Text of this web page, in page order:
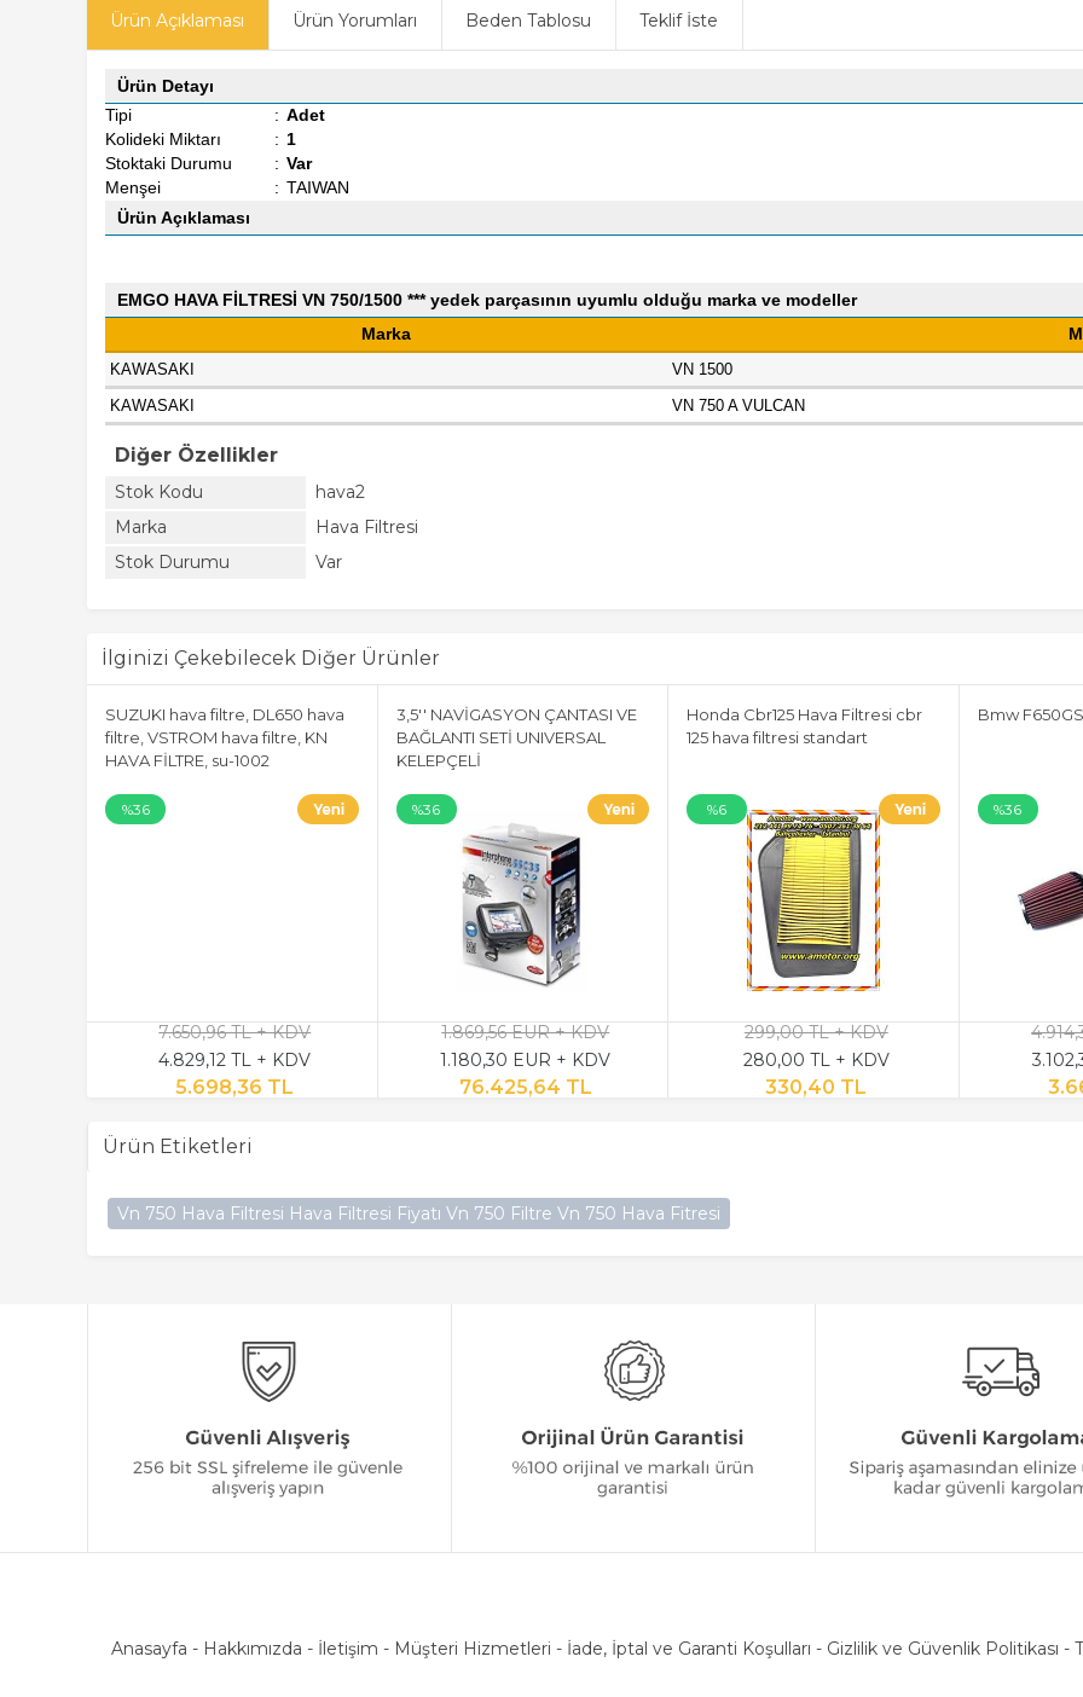
Ürün Açıklaması Ürün Yorumları Beden Tablosu Teklif İste
Ürün Detayı
Tipi
: Adet
Kolideki Miktarı
: 1
Stoktaki Durumu
: Var
Menşei
: TAIWAN
Ürün Açıklaması
EMGO HAVA FİLTRESİ VN 750/1500 *** yedek parçasının uyumlu olduğu marka ve modeller
Marka
KAWASAKI
VN 1500
KAWASAKI
VN 750 A VULCAN
Diğer Özellikler
Stok Kodu
hava2
Marka
Hava Filtresi
Stok Durumu
Var
İlginizi Çekebilecek Diğer Ürünler
SUZUKI hava filtre, DL650 hava
filtre, VSTROM hava filtre, KN
HAVA FİLTRE, su-1002
%36
7.650,96 TL + KDV
4.829,12 TL + KDV
5.698,36 TL
3,5'' NAVİGASYON ÇANTASI VE
BAĞLANTI SETİ UNIVERSAL
KELEPÇELİ
%36
1.869,56 EUR + KDV
1.180,30 EUR + KDV
76.425,64 TL
Honda Cbr125 Hava Filtresi cbr
125 hava filtresi standart
%6
299,00 TL + KDV
280,00 TL + KDV
330,40 TL
Bmw
%36
Ürün Etiketleri
Vn 750 Hava Filtresi Hava Filtresi Fiyatı Vn 750 Filtre Vn 750 Hava Fitresi
Anasayfa - Hakkımızda - İletişim - Müşteri Hizmetleri - İade, İptal ve Garanti Koşulları - Gizlilik ve Güvenlik Politikası -